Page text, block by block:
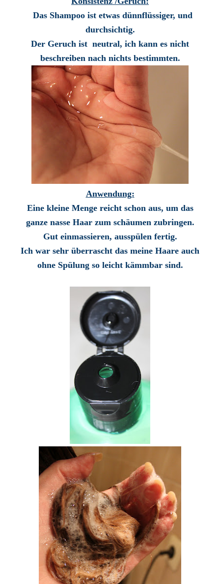
Das Shampoo ist etwas dünnflüssiger, und
durchsichtig.
Der Geruch ist neutral, ich kann es nicht
beschreiben nach nichts bestimmten.
Anwendung:
Eine kleine Menge reicht schon aus, um das
ganze nasse Haar zum schäumen zubringen.
Gut einmassieren, ausspülen fertig.
Ich war sehr überrascht das meine Haare auch
ohne Spülung so leicht kämmbar sind.